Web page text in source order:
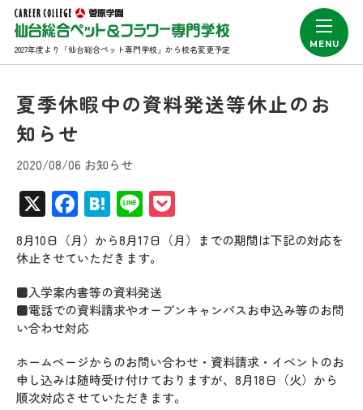
2027年度より「仙台総合ペット専門学校」から校名変更予定
夏季休暇中の資料発送等休止のお
知らせ
2020/08/06 お知らせ
X Facebook
Hatena
Line
8月10日（月）から8月17日（月）までの期間は下記の対応を
休止させていただきます。
■入学案内書等の資料発送
■電話での資料請求やオープンキャンパスお申込み等のお問
い合わせ対応
ホームページからのお問い合わせ・資料請求・イベントのお
申し込みは随時受け付けておりますが、8月18日（火）から
順次対応させていただきます。